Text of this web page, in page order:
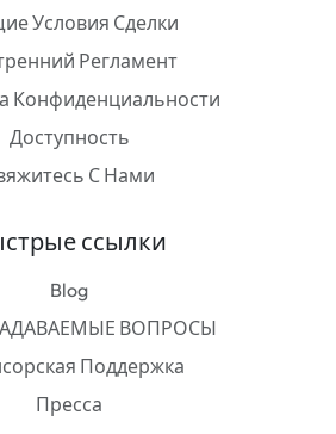
Условия Сделки
Регламент
Конфиденциальности
Доступность
С Нами
ссылки
Blog
ВОПРОСЫ
Поддержка
Пресса